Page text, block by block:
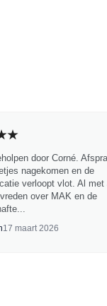
door Corné.
nagekomen en de
verloopt vlot. Al met
over MAK en de
17 maart 2026